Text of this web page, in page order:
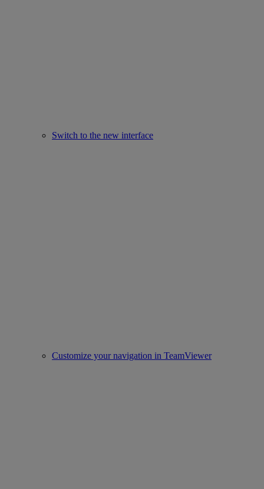
Switch to the new interface
Customize your navigation in TeamViewer